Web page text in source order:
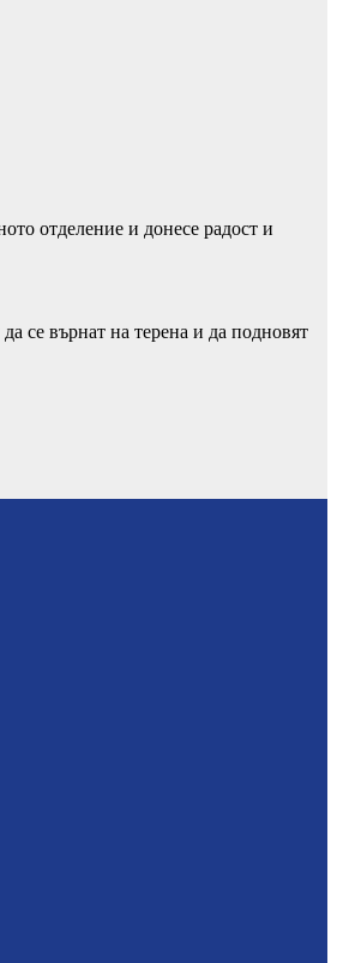
отделение и донесе радост и
се върнат на терена и да подновят